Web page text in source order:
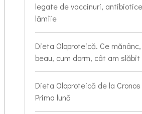
legate de vaccinuri,
lămîie
Dieta Oloproteică. Ce
beau, cum dorm, cât am slăbit
Dieta Oloproteică de la
Prima lună